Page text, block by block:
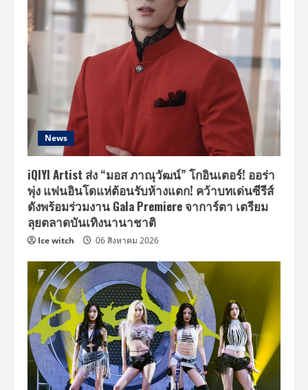
สร้าง
ประสบการณ์
ปลีก
ศูนย์การค้า
คลู
ซีฟ
แห่ง
ใหม่
ใจกลาง
เมือง
บน
โลก
ดิจิทัล
News
iQIYI Artist ส่ง “มอส ภาณุวัฒน์” โกอินเตอร์! ออร่า
พุ่ง แฟนอินโดแห่ต้อนรับห้างแตก! คว้าบทเด่นซีรีส์
ดังพร้อมร่วมงาน Gala Premiere จาการ์ตา เตรียม
ลุยตลาดบันเทิงนานาชาติ
Ice witch 06 สิงหาคม 2026